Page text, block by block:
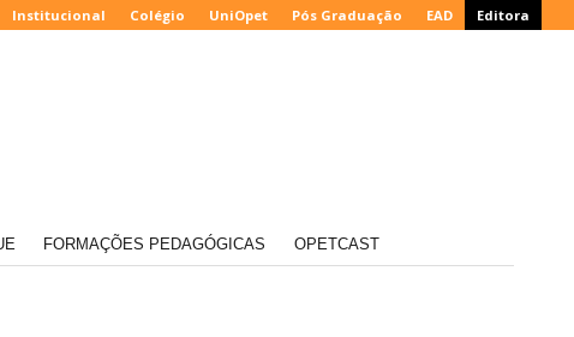
Institucional Colégio UniOpet Pós Graduação EAD Editora
FORMAÇÕES PEDAGÓGICAS OPETCAST